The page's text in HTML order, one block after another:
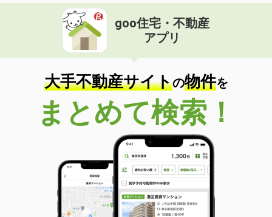
宮城県仙台市宮城野区清水沼２
価 格
住 所
宮城県仙台市宮城野区清水沼２
専有面積 19m²
間取り
1K
宮城県仙台市宮城野区栄４
価 格
5.30万円
宮城県仙台市宮城野区栄４
21.69m²
間取り
1K
宮城県仙台市太白区鹿野本町
goo住宅・不動産
アプリ
大手不動産サイトの物件を
まとめて検索！